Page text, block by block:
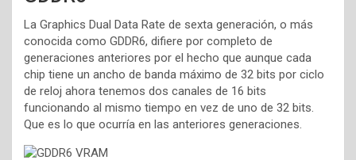
La Graphics Dual Data Rate de sexta generación, o más
conocida como GDDR6, difiere por completo de
generaciones anteriores por el hecho que aunque cada
chip tiene un ancho de banda máximo de 32 bits por ciclo
de reloj ahora tenemos dos canales de 16 bits
funcionando al mismo tiempo en vez de uno de 32 bits.
Que es lo que ocurría en las anteriores generaciones.